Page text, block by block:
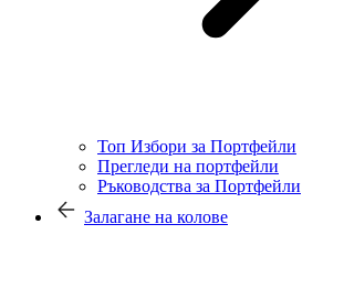
Топ Избори за Портфейли
Прегледи на портфейли
Ръководства за Портфейли
Залагане на колове